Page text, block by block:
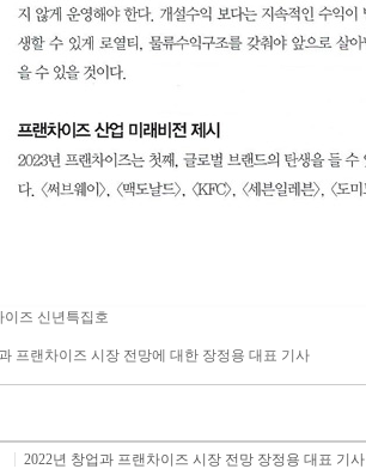
즈 신년특집호
프랜차이즈 시장 전망에 대한 장정용 대표 기사
2022년 창업과 프랜차이즈 시장 전망 장정용 대표 기사